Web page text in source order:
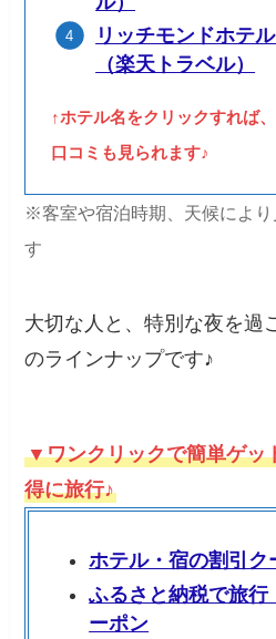
リッチモンドホテ
（楽天トラベル）
↑ホテル名をクリックすれば
口コミも見られます♪
※客室や宿泊時期、天候により
す
大切な人と、特別な夜を過
のラインナップです♪
▼ワンクリックで簡単ゲッ
得に旅行♪
ホテル・宿の割引ク
ふるさと納税で旅行
ーポン